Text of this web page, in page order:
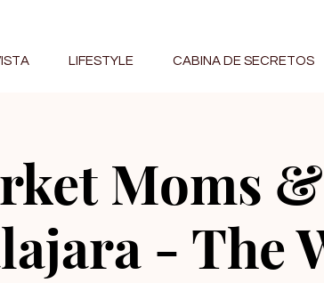
LIFESTYLE CABINA DE SECRETOS
Moms
- The